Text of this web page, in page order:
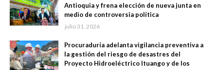
Antioquia y frena elección de nueva junta en
medio de controversia política
julio 31, 2026
Procuraduría adelanta vigilancia preventiva a
la gestión del riesgo de desastres del
Proyecto Hidroeléctrico Ituango y de los